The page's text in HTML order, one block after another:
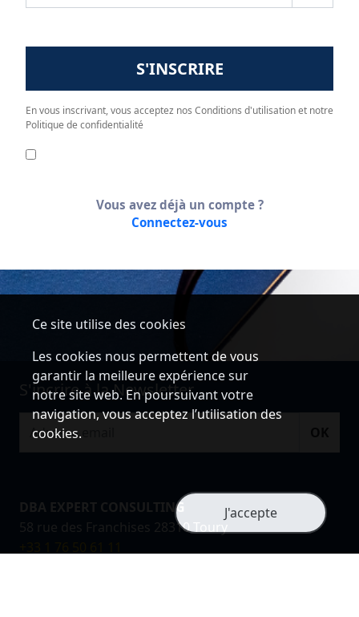
Ce site utilise des cookies
Les cookies nous permettent de vous
garantir la meilleure expérience sur
notre site web. En poursuivant votre
navigation, vous acceptez l’utilisation des
cookies.
J'accepte
S'INSCRIRE
En vous inscrivant, vous acceptez nos Conditions d'utilisation et notre
Politique de confidentialité
Vous avez déjà un compte ?
Connectez-vous
S'incrire à la Newsletter
DBA EXPERT CONSULTING
58 rue des Franchises 28310 Toury